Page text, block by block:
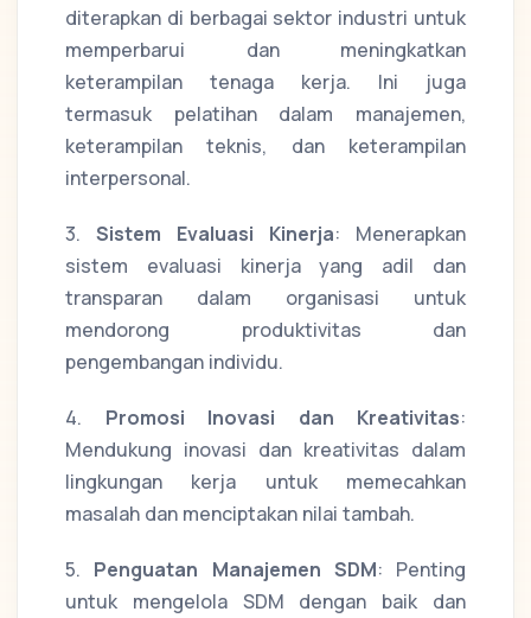
diterapkan di berbagai sektor industri untuk
memperbarui dan meningkatkan
keterampilan tenaga kerja. Ini juga
termasuk pelatihan dalam manajemen,
keterampilan teknis, dan keterampilan
interpersonal.
3. Sistem Evaluasi Kinerja: Menerapkan
sistem evaluasi kinerja yang adil dan
transparan dalam organisasi untuk
mendorong produktivitas dan
pengembangan individu.
4. Promosi Inovasi dan Kreativitas:
Mendukung inovasi dan kreativitas dalam
lingkungan kerja untuk memecahkan
masalah dan menciptakan nilai tambah.
5. Penguatan Manajemen SDM: Penting
untuk mengelola SDM dengan baik dan